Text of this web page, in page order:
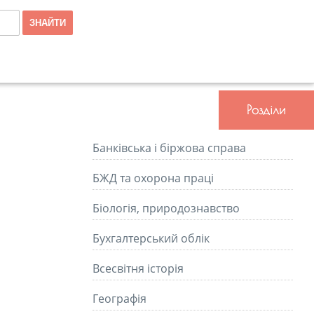
Розділи
Банківська і біржова справа
БЖД та охорона праці
Біологія, природознавство
Бухгалтерський облік
Всесвітня історія
Географія